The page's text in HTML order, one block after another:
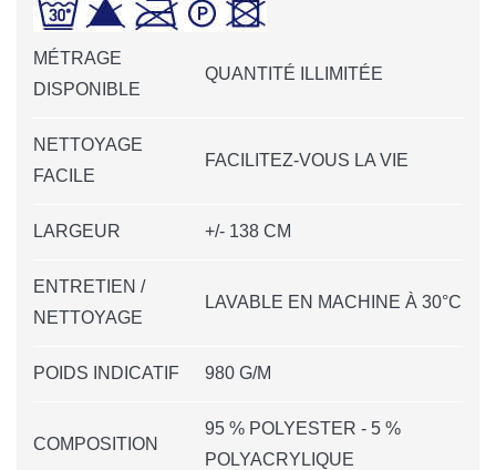
MÉTRAGE
DISPONIBLE
QUANTITÉ ILLIMITÉE
NETTOYAGE
FACILE
FACILITEZ-VOUS LA VIE
LARGEUR +/- 138 CM
ENTRETIEN /
NETTOYAGE
LAVABLE EN MACHINE À 30°C
POIDS INDICATIF 980 G/M
COMPOSITION
95 % POLYESTER - 5 %
POLYACRYLIQUE